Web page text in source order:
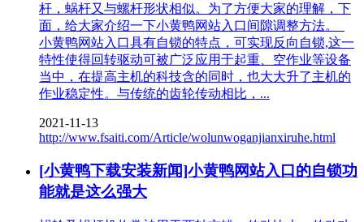
杆，蜗杆又与螺杆形状相似。为了方便大家的理解，下
面，给大家介绍一下小黄鸭网站入口间隙调整方法。
小黄鸭网站入口具有自锁的特点，可实现反向自锁,这一
特性使得回转驱动可被广泛应用于起重、空作业等设备
当中，在提高主机的科技含的同时，也大大升了主机的
作业稳定性。与传统的齿轮传动相比，...
2021-11-13
http://www.fsaiti.com/Article/wolunwoganjianxiruhe.html
[小黄鸭下载安装新闻]小黄鸭网站入口的自锁功
能就是这么强大